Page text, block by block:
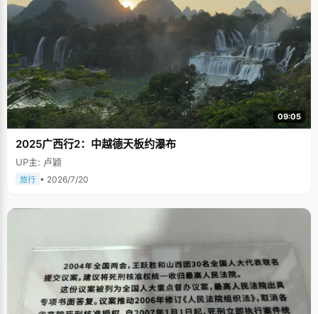
09:05
2025广西行2：中越德天板约瀑布
UP主: 卢颖
旅行 • 2026/7/20